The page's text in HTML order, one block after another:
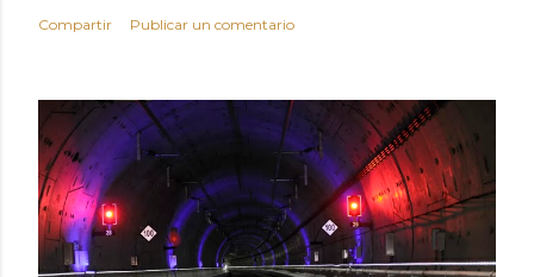
Compartir Publicar un comentario